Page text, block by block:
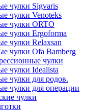
чулки Sigvaris
чулки Venoteks
чулки ORTO
чулки Ergoforma
чулки Relaxsan
чулки Ofa Bamberg
чулки
чулки Idealista
чулки для родов.
чулки для операции
чулки